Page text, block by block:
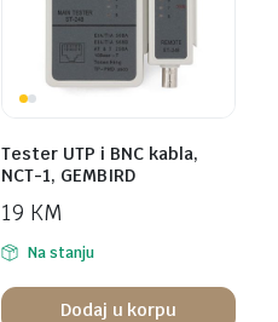
Tester UTP i BNC kabla,
NCT-1, GEMBIRD
19 KM
Na stanju
Dodaj u korpu